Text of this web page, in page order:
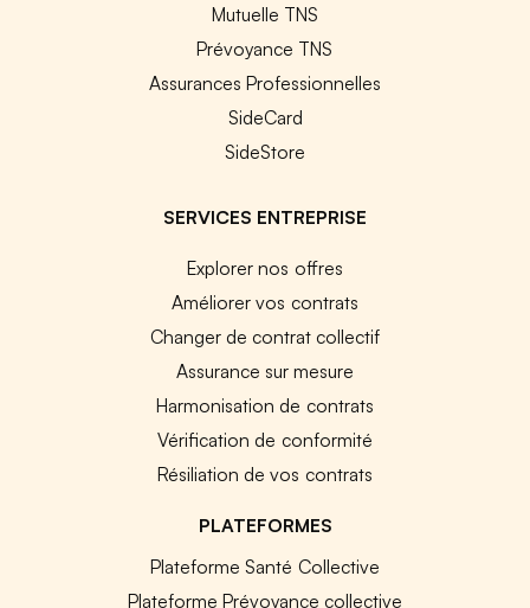
Mutuelle TNS
Prévoyance TNS
Assurances Professionnelles
SideCard
SideStore
SERVICES ENTREPRISE
Explorer nos offres
Améliorer vos contrats
Changer de contrat collectif
Assurance sur mesure
Harmonisation de contrats
Vérification de conformité
Résiliation de vos contrats
PLATEFORMES
Plateforme Santé Collective
Plateforme Prévoyance collective